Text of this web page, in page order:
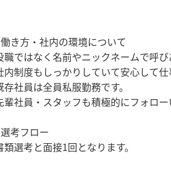
き方・社内の環境について
職ではなく名前やニックネームで呼び
内制度もしっかりしていて安心して仕
存社員は全員私服勤務です。
輩社員・スタッフも積極的にフォロ
考フロー
類選考と面接1回となります。